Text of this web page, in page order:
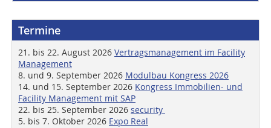
Termine
21. bis 22. August 2026 Vertragsmanagement im Facility
Management
8. und 9. September 2026 Modulbau Kongress 2026
14. und 15. September 2026 Kongress Immobilien- und
Facility Management mit SAP
22. bis 25. September 2026 security
5. bis 7. Oktober 2026 Expo Real